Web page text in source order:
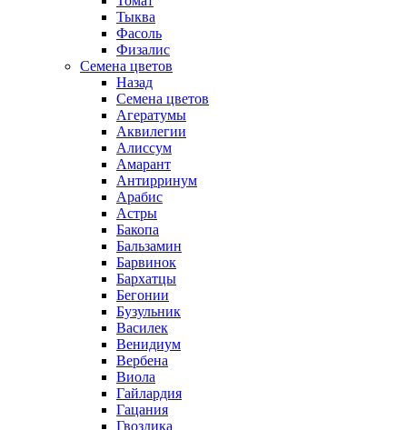
Тыква
Фасоль
Физалис
Семена цветов
Назад
Семена цветов
Агератумы
Аквилегии
Алиссум
Амарант
Антирринум
Арабис
Астры
Бакопа
Бальзамин
Барвинок
Бархатцы
Бегонии
Бузульник
Василек
Венидиум
Вербена
Виола
Гайлардия
Гацания
Гвоздика